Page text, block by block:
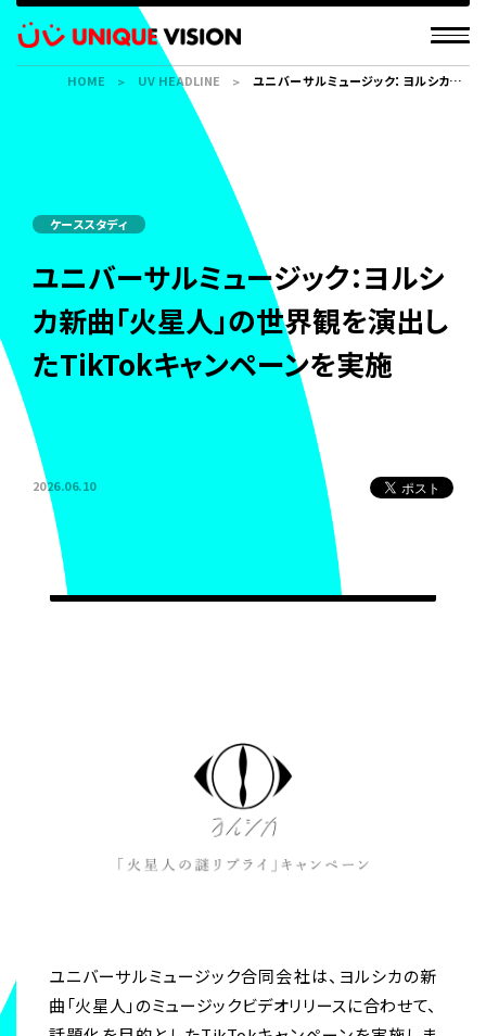
ケーススタディ
ユニバーサルミュージック：ヨルシ
カ新曲「火星人」の世界観を演出し
たTikTokキャンペーンを実施
2026.06.10
ユニバーサルミュージック合同会社は、ヨルシカの新
曲「火星人」のミュージックビデオリリースに合わせて、
HOME UV HEADLINE
ユニバーサルミュージック：ヨルシカ新